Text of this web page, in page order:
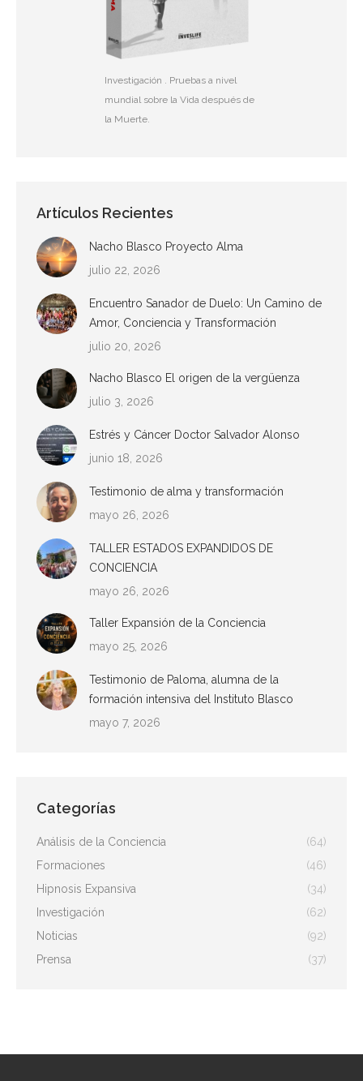
Investigación . Pruebas a nivel
mundial sobre la Vida después de
la Muerte.
Artículos Recientes
Nacho Blasco Proyecto Alma
julio 22, 2026
Encuentro Sanador de Duelo: Un Camino de
Amor, Conciencia y Transformación
julio 20, 2026
Nacho Blasco El origen de la vergüenza
julio 3, 2026
Estrés y Cáncer Doctor Salvador Alonso
junio 18, 2026
Testimonio de alma y transformación
mayo 26, 2026
TALLER ESTADOS EXPANDIDOS DE
CONCIENCIA
mayo 26, 2026
Taller Expansión de la Conciencia
mayo 25, 2026
Testimonio de Paloma, alumna de la
formación intensiva del Instituto Blasco
mayo 7, 2026
Categorías
Análisis de la Conciencia
(64)
Formaciones
(46)
Hipnosis Expansiva
(34)
Investigación
(62)
Noticias
(92)
Prensa
(37)